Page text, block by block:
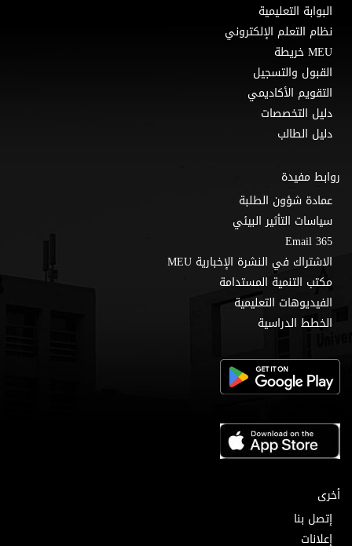
البوابة التعليمية
نظام التعلم الإلكتروني
MEU خريطة
القبول والتسجيل
التقويم الأكاديمي
دليل التخصصات
دليل الطالب
روابط مفيدة
عمادة شؤون الطلبة
سياسات التأثير البيئي
Email 365
الاشتراك في النشرة الإخبارية MEU
مكتب التنمية المستدامة
الفيديوهات التعليمية
الخطط الدراسية
أخرى
إتصل بنا
إعلانات